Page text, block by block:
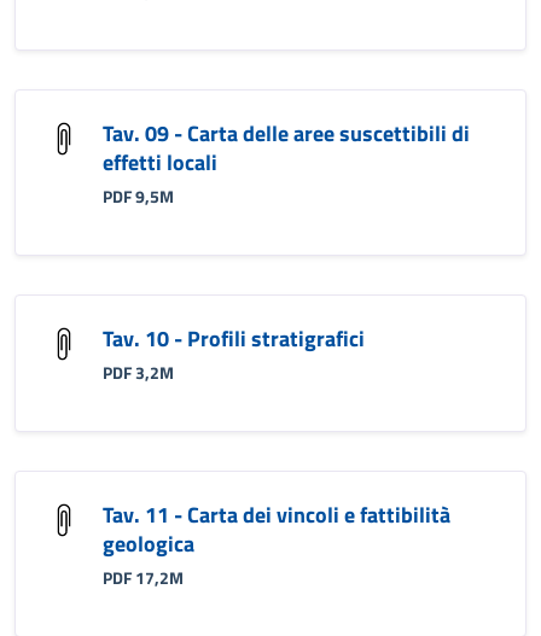
Tav. 09 - Carta delle aree suscettibili di
effetti locali
PDF 9,5M
Tav. 10 - Profili stratigrafici
PDF 3,2M
Tav. 11 - Carta dei vincoli e fattibilità
geologica
PDF 17,2M